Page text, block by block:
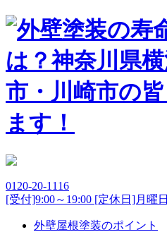
0120-20-1116
[受付]9:00～19:00 [定休日]月曜日
外壁屋根塗装のポイント